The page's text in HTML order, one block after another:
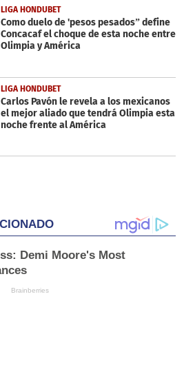
LIGA HONDUBET
Como duelo de 'pesos pesados” define
Concacaf el choque de esta noche entre
Olimpia y América
LIGA HONDUBET
Carlos Pavón le revela a los mexicanos
el mejor aliado que tendrá Olimpia esta
noche frente al América